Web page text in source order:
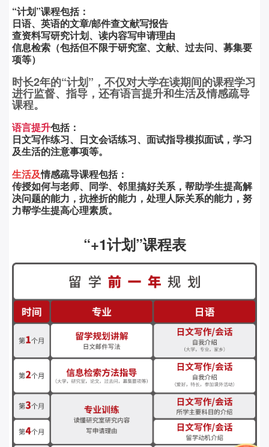
“计划”课程包括：
日语、英语的文章/邮件查文献写报告
查资料写研究计划、 读内容写申请理由
信息检索（包括但不限于研究室、文献、过去问、募集要
项等）
时长2年的“计划”，不仅对大学在读期间的课程学习
进行监督、指导，还有语言提升和生活及情感疏导
课程。
语言提升包括：
日文写作练习、日文会话练习、面试指导模拟面试， 学习
及生活的注意事项等。
生活及情感疏导课程包括：
传授如何与老师、同学、邻里搞好关系，帮助学生提高解
决问题的能力，抗挫折的能力，处理人际关系的能力，努
力帮学生提高心理素质。
“+1计划”课程表